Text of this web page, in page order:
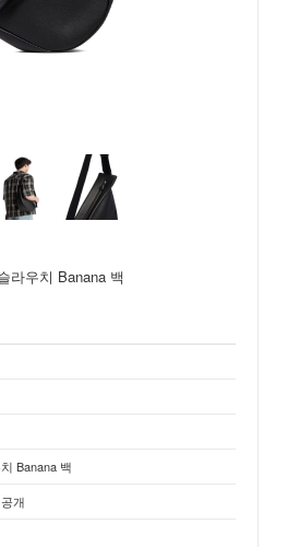
라우치 Banana 백
Banana 백
개